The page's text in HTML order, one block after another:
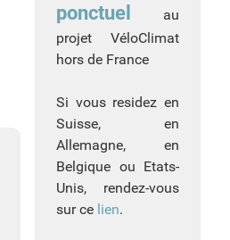
ponctuel
au
projet VéloClimat
hors de France
Si vous residez en
Suisse, en
Allemagne, en
Belgique ou Etats-
Unis, rendez-vous
sur ce lien.